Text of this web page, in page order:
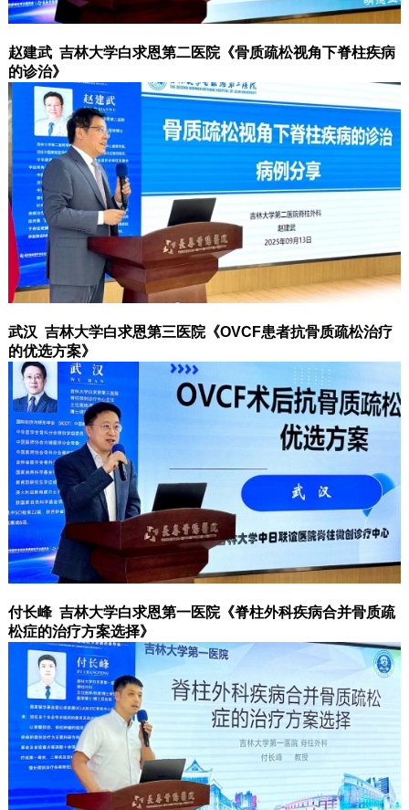
赵建武 吉林大学白求恩第二医院《骨质疏松视角下脊柱疾病
的诊治》
武汉 吉林大学白求恩第三医院《OVCF患者抗骨质疏松治疗
的优选方案》
付长峰 吉林大学白求恩第一医院《脊柱外科疾病合并骨质疏
松症的治疗方案选择》